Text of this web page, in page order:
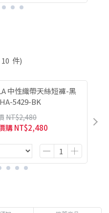
10 件)
中性織帶天絲短褲-黑
5429-BK
NT$2,480
購NT$2,480